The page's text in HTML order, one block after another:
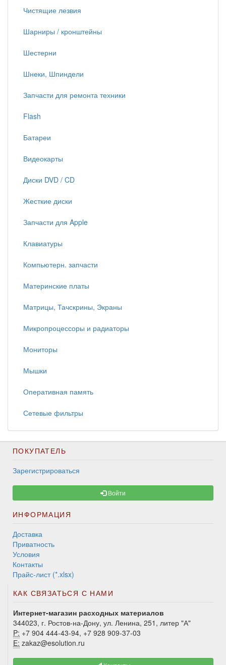
Чистящие лезвия
Шарниры / кронштейны
Шестерни
Шнеки, Шпиндели
Запчасти для ремонта техники
Flash
Батареи
Видеокарты
Диски DVD / CD
Жесткие диски
Запчасти для Apple
Клавиатуры
Компьютерн. запчасти
Материнские платы
Матрицы, Тачскрины, Экраны
Микропроцессоры и радиаторы
Мониторы
Мышки
Оперативная память
Сетевые фильтры
ПОКУПАТЕЛЬ
Зарегистрироваться
Войти
ИНФОРМАЦИЯ
Доставка
Приватность
Условия
Контакты
Прайс-лист (*.xlsx)
КАК СВЯЗАТЬСЯ С НАМИ
Интернет-магазин расходных материалов
344023, г. Ростов-на-Дону, ул. Ленина, 251, литер "А"
P: +7 904 444-43-94, +7 928 909-37-03
E: zakaz@esolution.ru